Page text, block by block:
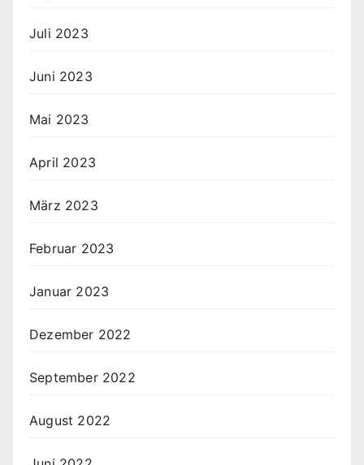
Juli 2023
Juni 2023
Mai 2023
April 2023
März 2023
Februar 2023
Januar 2023
Dezember 2022
September 2022
August 2022